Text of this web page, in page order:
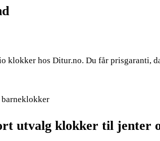
klokker hos Ditur.no. Du får prisgaranti,
barneklokker
utvalg klokker til jenter